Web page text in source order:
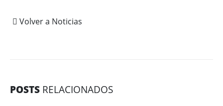
Volver a Noticias
POSTS RELACIONADOS